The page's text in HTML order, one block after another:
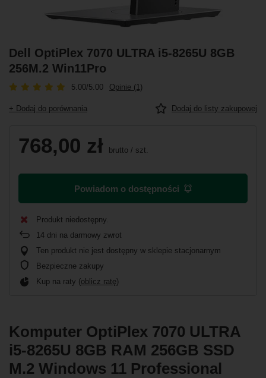
Dell OptiPlex 7070 ULTRA i5-8265U 8GB
256M.2 Win11Pro
5.00/5.00 Opinie (1)
+ Dodaj do porównania Dodaj do listy zakupowej
768,00 zł brutto / szt.
Powiadom o dostępności
Produkt niedostępny
14 dni na darmowy zwrot
Ten produkt nie jest dostępny w sklepie stacjonarnym
Bezpieczne zakupy
Kup na raty (oblicz ratę)
Komputer OptiPlex 7070 ULTRA
i5-8265U 8GB RAM 256GB SSD
M.2 Windows 11 Professional